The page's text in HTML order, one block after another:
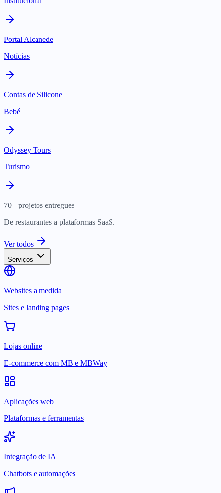
Portal Alcanede
Notícias
Contas de Silicone
Bebé
Odyssey Tours
Turismo
70+ projetos entregues
De restaurantes a plataformas SaaS.
Ver todos
Serviços
Websites a medida
Sites e landing pages
Lojas online
E-commerce com MB e MBWay
Aplicações web
Plataformas e ferramentas
Integração de IA
Chatbots e automações